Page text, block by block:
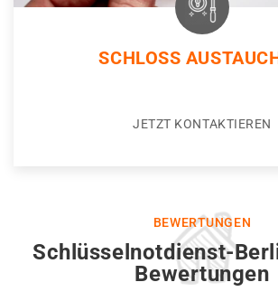
SCHLOSS
JETZT KONTAKTIEREN
BEWERTUNGEN
Schlüsselnotdienst-
Bewertungen